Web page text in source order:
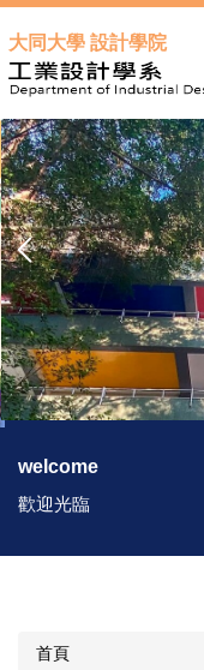
到
主
要
內
容
區
大同大學 設計學院
welcome
歡迎光臨
首頁